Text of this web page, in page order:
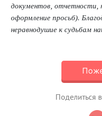
документов, отчетности,
оформление просьб).
неравнодушие к судьбам
Поделиться